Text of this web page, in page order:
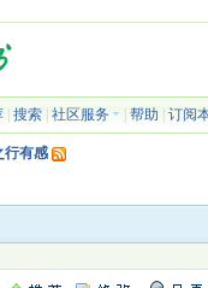
| 搜索| 社区服务 帮助 订阅
行有感